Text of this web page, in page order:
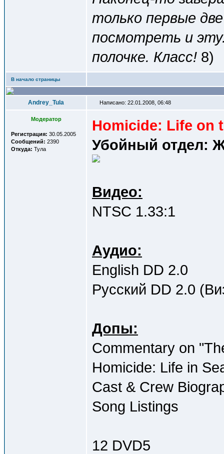
только первые
посмотреть и
полочке. Класс! 8)
В начало страницы
Andrey_Tula Написано: 22.01.2008, 06:48
Модератор
Регистрация: 30.05.2005
Сообщений: 2390
Откуда: Тула
Homicide: Life on
Убойный отдел:
Видео:
NTSC 1.33:1
Аудио:
English DD 2.0
Русский DD 2.0
Допы:
Commentary on
Homicide: Life in
Cast & Crew
Song Listings
12 DVD5